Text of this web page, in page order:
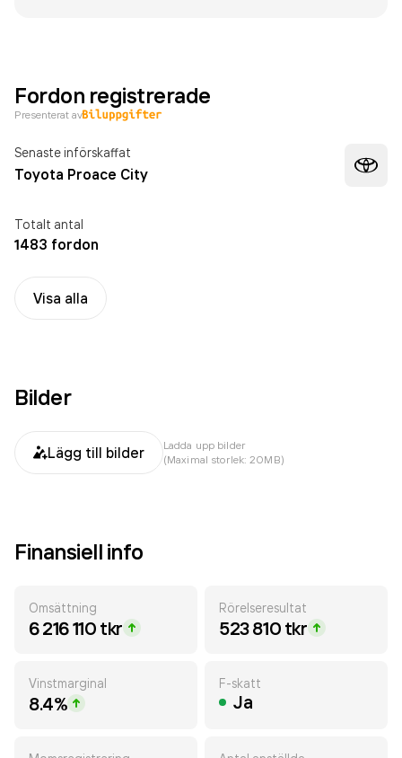
Fordon registrerade
Presenterat av
Senaste införskaffat
Toyota Proace City
Totalt antal
1483 fordon
Visa alla
Bilder
Lägg till bilder
Ladda upp bilder
(Maximal storlek: 20MB)
Finansiell info
Omsättning
6 216 110 tkr
Rörelseresultat
523 810 tkr
Vinstmarginal
8.4%
F-skatt
Ja